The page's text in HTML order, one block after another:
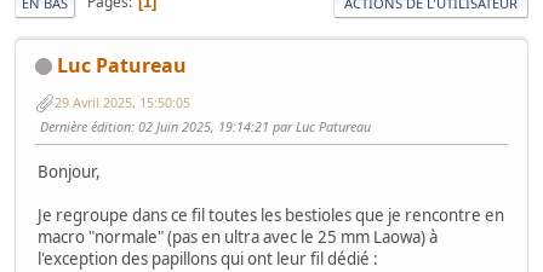
Luc Patureau
29 Avril 2025, 15:50:05
Dernière édition: 02 Juin 2025, 19:14:21 par Luc Patureau
Bonjour,
Je regroupe dans ce fil toutes les bestioles que je rencontre en
macro "normale" (pas en ultra avec le 25 mm Laowa) à
l'exception des papillons qui ont leur fil dédié :